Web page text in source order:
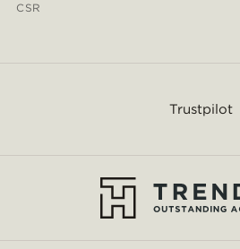
CSR
Trustpilot